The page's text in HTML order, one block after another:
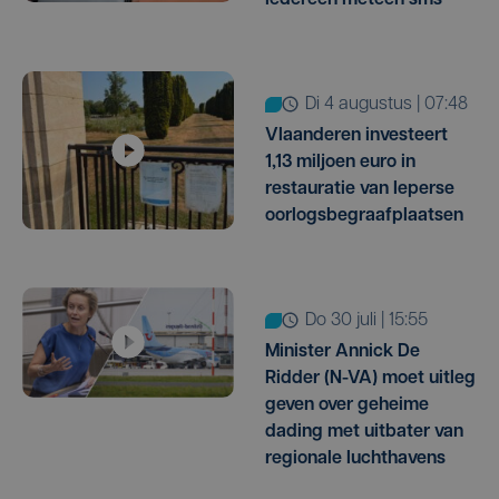
di 4 augustus | 07:48
Vlaanderen investeert
1,13 miljoen euro in
restauratie van Ieperse
oorlogsbegraafplaatsen
do 30 juli | 15:55
Minister Annick De
Ridder (N-VA) moet uitleg
geven over geheime
dading met uitbater van
regionale luchthavens